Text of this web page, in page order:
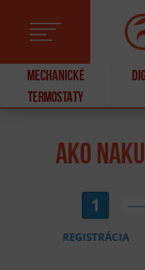
ÚVOD
NÁS
MECHANICKÉ
TERMOSTATY
AKO
1
REGISTRÁCIA